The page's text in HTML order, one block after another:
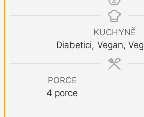
KUCHYNĚ
Diabetici, Vegan,
PORCE
4 porce